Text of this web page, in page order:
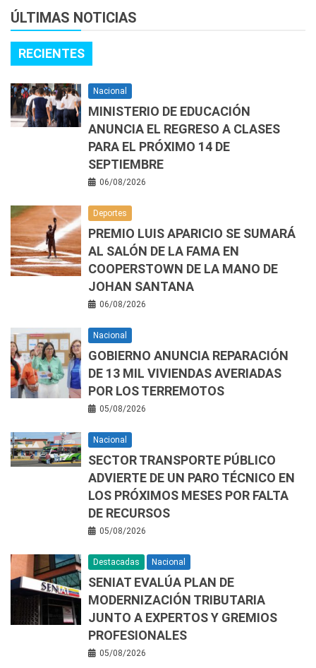
ÚLTIMAS NOTICIAS
RECIENTES
Nacional
MINISTERIO DE EDUCACIÓN
ANUNCIA EL REGRESO A CLASES
PARA EL PRÓXIMO 14 DE
SEPTIEMBRE
06/08/2026
Deportes
PREMIO LUIS APARICIO SE SUMARÁ
AL SALÓN DE LA FAMA EN
COOPERSTOWN DE LA MANO DE
JOHAN SANTANA
06/08/2026
Nacional
GOBIERNO ANUNCIA REPARACIÓN
DE 13 MIL VIVIENDAS AVERIADAS
POR LOS TERREMOTOS
05/08/2026
Nacional
SECTOR TRANSPORTE PÚBLICO
ADVIERTE DE UN PARO TÉCNICO EN
LOS PRÓXIMOS MESES POR FALTA
DE RECURSOS
05/08/2026
Destacadas Nacional
SENIAT EVALÚA PLAN DE
MODERNIZACIÓN TRIBUTARIA
JUNTO A EXPERTOS Y GREMIOS
PROFESIONALES
05/08/2026